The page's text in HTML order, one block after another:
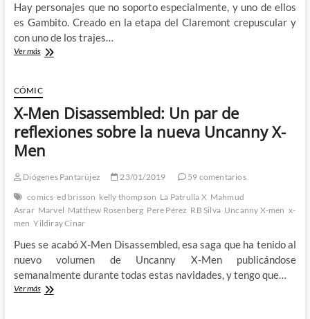
Hay personajes que no soporto especialmente, y uno de ellos
es Gambito. Creado en la etapa del Claremont crepuscular y
con uno de los trajes…
Ver másHaciendo
soportable:
Mr
&
X
CÓMIC
X-Men Disassembled: Un par de
reflexiones sobre la nueva Uncanny X-
Men
Diógenes Pantarújez 23/01/2019
59 comentarios
comics ed brisson kelly thompson La Patrulla X Mahmud
Asrar Marvel Matthew Rosenberg Pere Pérez RB Silva Uncanny X-men x-
men Yildiray Cinar
Pues se acabó X-Men Disassembled, esa saga que ha tenido al
nuevo volumen de Uncanny X-Men publicándose
semanalmente durante todas estas navidades, y tengo que…
Ver másX-